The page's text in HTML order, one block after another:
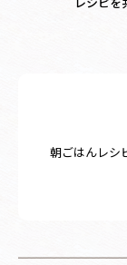
朝ごはんレシ